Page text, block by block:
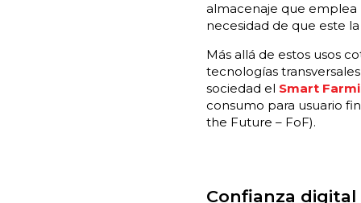
almacenaje que emplea
necesidad de que este
Más allá de estos usos
tecnologías
sociedad el Smart
consumo para usuario
the Future – FoF).
Confianza digital